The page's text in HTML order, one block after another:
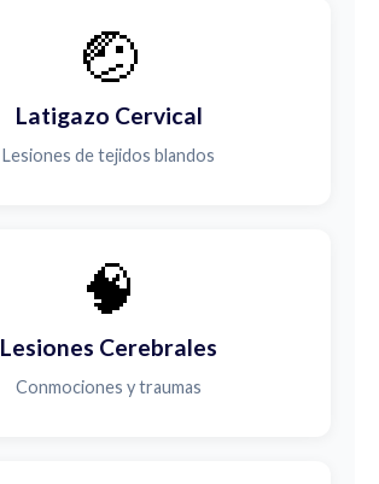
🤕
Latigazo Cervical
Lesiones de tejidos blandos
🧠
Lesiones Cerebrales
Conmociones y traumas